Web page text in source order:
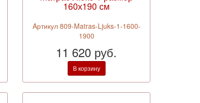
160х190 см
Aртикул 809-Matras-Ljuks-1-1600-
1900
11 620 руб.
В корзину